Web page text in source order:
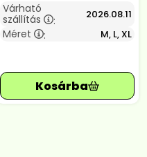
Várható
szállítás
: 2026.08.11
Méret : M, L, XL